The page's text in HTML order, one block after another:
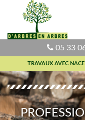
05 33
TRAVAUX AVEC